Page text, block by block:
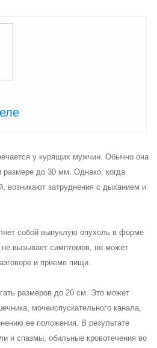
у курящих мужчин. Обычно она
размере до 30 мм. Однако, когда
возникают затруднения с дыханием и
собой выпуклую опухоль в форме
вызывает симптомов, но может
и приеме пищи.
размеров до 20 см. Это может
мочеиспускательного канала,
ее положения. В результате
и спазмы, обильные кровотечения во